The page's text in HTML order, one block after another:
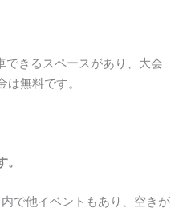
できるスペースがあり、大会
無料です。
で他イベントもあり、空きが